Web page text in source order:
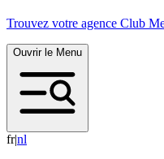
Trouvez votre agence Club
Ouvrir le Menu
fr|nl